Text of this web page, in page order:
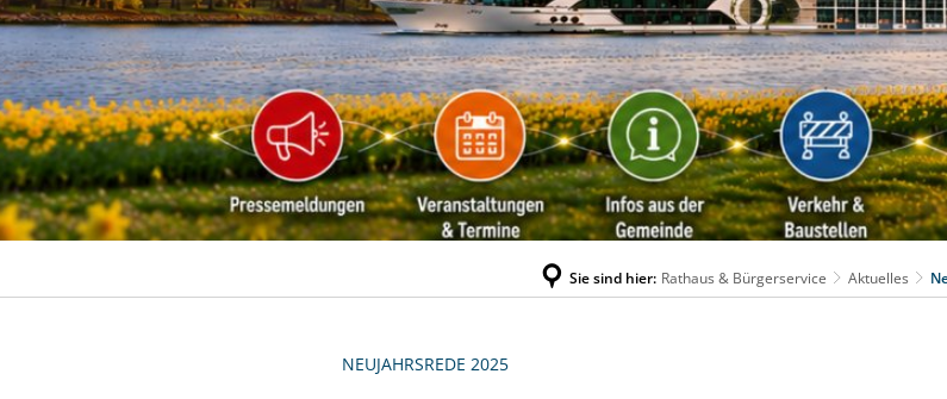
Sie sind hier: Rathaus & Bürgerservice Aktuelles
NEUJAHRSREDE 2025